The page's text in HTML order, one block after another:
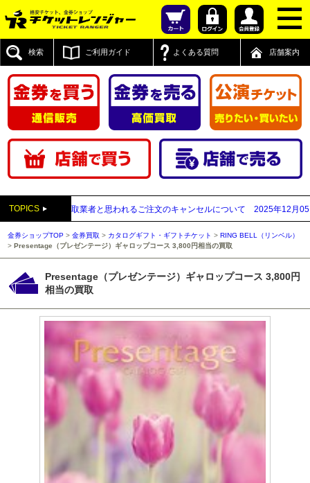
検索 ご利用ガイド よくある質問 店舗案内
TOPICS
先払い買取業者と思われるご注文のキャンセルについて 2025年12月05日 【
金券ショップTOP >金券買取 > カタログギフト・ギフトチケット >RING BELL（リンベル）
>Presentage（プレゼンテージ）ギャロップコース 3,800円相当の買取
Presentage（プレゼンテージ）ギャロップコース 3,800円
相当の買取